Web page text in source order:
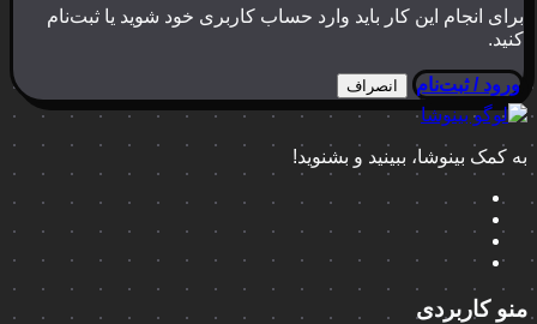
برای انجام این کار باید وارد حساب کاربری خود شوید یا ثبت‌نام
کنید.
ورود / ثبت‌نام انصراف
به کمک بینوشا، ببینید و بشنوید!
منو کاربردی